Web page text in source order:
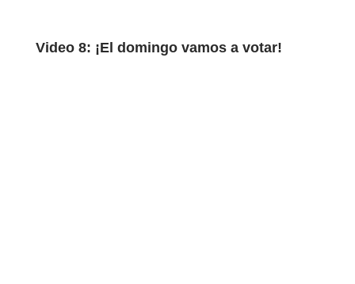
Video 8: ¡El domingo vamos a votar!